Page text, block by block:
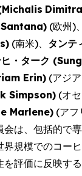
Michalis
) (欧州)、
) (南米)、 タンテ
・ターク (
Erin) (アジア
Simpson) (オセ
Marlene) (アフ
会は、包括的で
界規模でのコー
評価に反映する